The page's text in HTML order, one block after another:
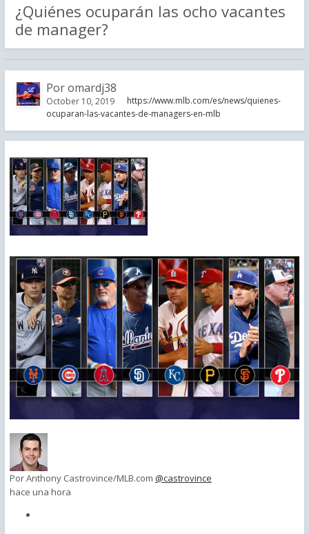
¿Quiénes ocuparán las ocho vacantes
de manager?
Poromardj38
October 10, 2019
https://www.mlb.com/es/news/quienes-
ocuparan-las-vacantes-de-managers-en-mlb
PorAnthony Castrovince/MLB.com @castrovince
hace una hora